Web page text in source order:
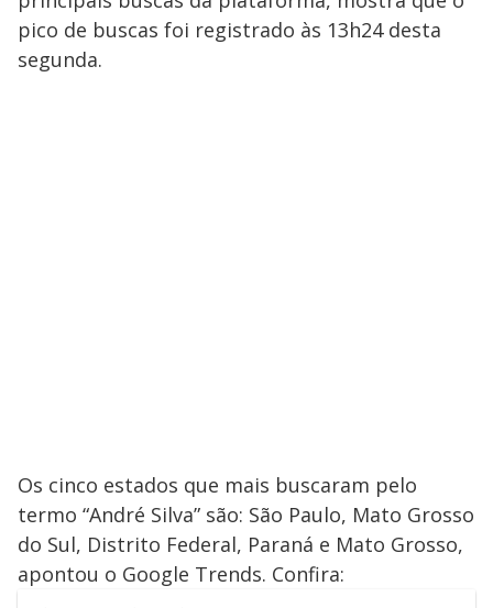
pico de buscas foi registrado às 13h24 desta
segunda.
Os cinco estados que mais buscaram pelo
termo “André Silva” são: São Paulo, Mato Grosso
do Sul, Distrito Federal, Paraná e Mato Grosso,
apontou o Google Trends. Confira: